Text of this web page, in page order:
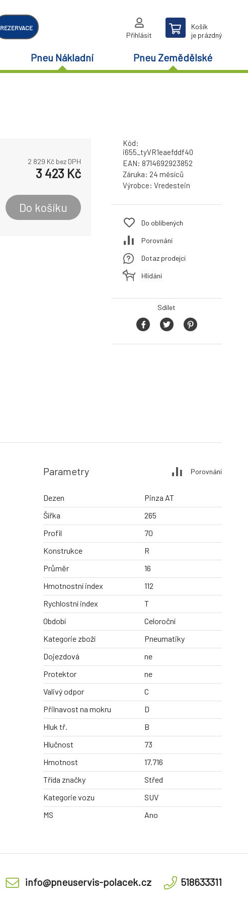
REZERVACE
Přihlásit
Košík
je prázdný
Pneu Nákladní Pneu Zemědělské
2 829 Kč bez DPH
3 423 Kč
Do košíku
Kód:
i655_tyVR1eaefddf40
EAN: 8714692923852
Záruka: 24 měsíců
Výrobce: Vredestein
Do oblíbených
Porovnání
Dotaz prodejci
Hlídání
Sdílet
Parametry Porovnání
Dezen
Pinza AT
Šířka
265
Profil
70
Konstrukce
R
Průměr
16
Hmotnostní index
112
Rychlostní index
T
Období
Celoroční
Kategorie zboží
Pneumatiky
Dojezdová
ne
Protektor
ne
Valivý odpor
C
Přilnavost na mokru
D
Hluk tř.
B
Hlučnost
73
Hmotnost
17.716
Třída značky
Střed
Kategorie vozu
SUV
MS
Ano
info@pneuservis-polacek.cz 518633311